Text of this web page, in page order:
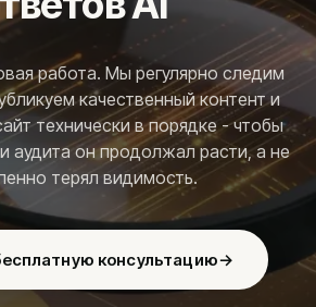
работа. Мы регулярно следим
качественный контент и
технически в порядке - чтобы
аудита он продолжал расти, а не
терял видимость.
консультацию→